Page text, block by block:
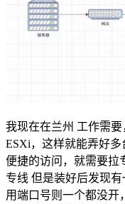
我现在在兰州 工作需
ESXi，这样就能弄好
便捷的访问，就需要拉
专线 但是装好后发现
用端口号则一个都没开